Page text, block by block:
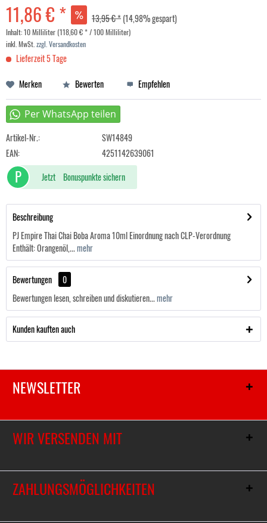
11,86 € * 13,95 € *(14,98% gespart)
Inhalt:10 Milliliter (118,60 € * / 100 Milliliter)
inkl. MwSt. zzgl. Versandkosten
Lieferzeit 5 Tage
Merken Bewerten Empfehlen
Artikel-Nr.:
SW14849
EAN:
4251142639061
P Jetzt Bonuspunkte sichern
Beschreibung
PJ Empire Thai Chai Boba Aroma 10ml Einordnung nach CLP-Verordnung
Enthält: Orangenöl,...mehr
Bewertungen
0
Bewertungen lesen, schreiben und diskutieren...mehr
Kunden kauften auch
NEWSLETTER
WIR VERSENDEN MIT
ZAHLUNGSMÖGLICHKEITEN